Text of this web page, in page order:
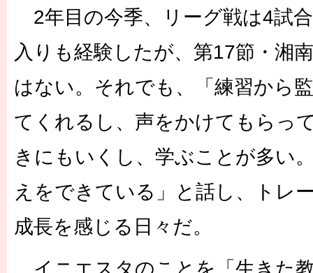
2年目の今季、リーグ戦は4試
入りも経験したが、第17節・湘
はない。それでも、「練習から
てくれるし、声をかけてもらっ
きにもいくし、学ぶことが多い
えをできている」と話し、トレ
成長を感じる日々だ。
イニエスタのことを「生きた